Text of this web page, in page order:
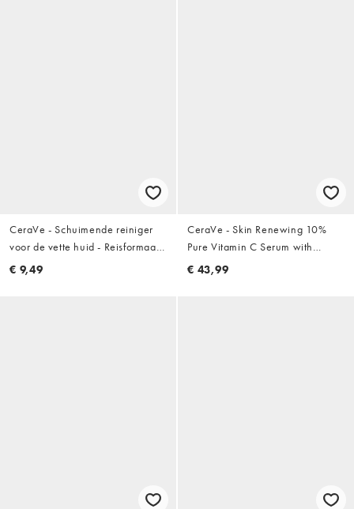
CeraVe - Schuimende reiniger
voor de vette huid - Reisformaat:
88ml
€ 9,49
CeraVe - Skin Renewing 10%
Pure Vitamin C Serum with
Ceramides for Brighter &
€ 43,99